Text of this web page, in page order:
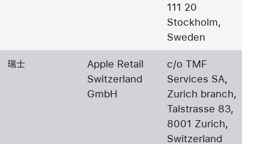
111 20
Stockholm,
Sweden
瑞士
Apple Retail
Switzerland
GmbH
c/o TMF
Services SA,
Zurich branch,
Talstrasse 83,
8001 Zurich,
Switzerland